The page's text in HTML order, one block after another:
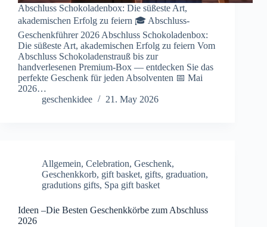
Abschluss Schokoladenbox: Die süßeste Art,
akademischen Erfolg zu feiern 🎓 Abschluss-
Geschenkführer 2026 Abschluss Schokoladenbox:
Die süßeste Art, akademischen Erfolg zu feiern Vom
Abschluss Schokoladenstrauß bis zur
handverlesenen Premium-Box — entdecken Sie das
perfekte Geschenk für jeden Absolventen 📅 Mai
2026…
geschenkidee
21. May 2026
Allgemein, Celebration, Geschenk,
Geschenkkorb, gift basket, gifts, graduation,
gradutions gifts, Spa gift basket
Ideen –Die Besten Geschenkkörbe zum Abschluss
2026